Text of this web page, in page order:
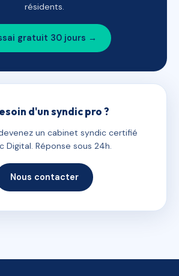
résidents.
gratuit 30 jours →
d'un syndic pro ?
un cabinet syndic certifié
Digital. Réponse sous 24h.
Nous contacter